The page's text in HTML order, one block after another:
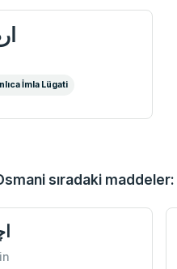
İmla Lügati
sıradaki maddeler: